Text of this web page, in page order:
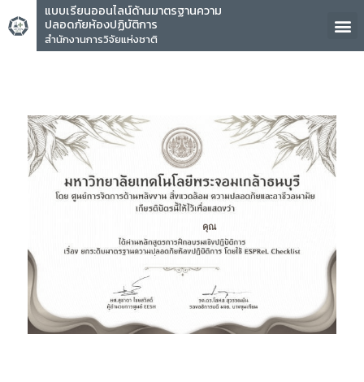
แบบเรียนออนไลน์ด้านมาตรฐานความ
ปลอดภัยห้องปฏิบัติการ
สำนักงานการวิจัยแห่งชาติ
คุณ